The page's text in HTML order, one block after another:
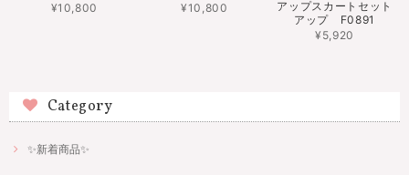
¥10,800
¥10,800
アップスカートセット
アップ F0891
¥5,920
Category
✨新着商品✨